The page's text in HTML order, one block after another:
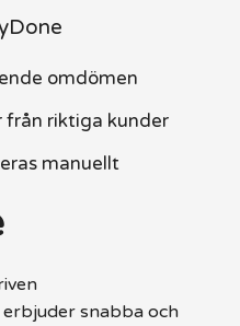
omdömen
från riktiga kunder
manuellt
snabba och